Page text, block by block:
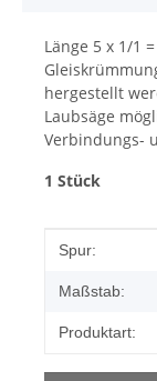
Länge 5 x 1/1
hergestellt
Laubsäge
Verbindungs-
1 Stück
Wert
Spur:
Maßstab:
Produktart: